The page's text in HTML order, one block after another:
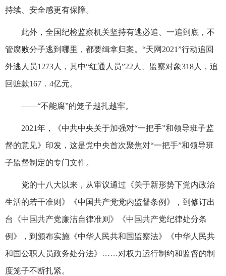
持续、安全感更有保障。
此外，全国纪检监察机关坚持有逃必追、一追到底，不
管腐败分子逃到哪里，都要缉拿归案。“天网2021”行动追回
外逃人员1273人，其中“红通人员”22人、监察对象318人，追
回赃款167．4亿元。
——“不能腐”的笼子越扎越牢。
2021年，《中共中央关于加强对“一把手”和领导班子监
督的意见》印发，这是党中央首次聚焦对“一把手”和领导班
子监督制定的专门文件。
党的十八大以来，从审议通过《关于新形势下党内政治
生活的若干准则》《中国共产党党内监督条例》，到修订出
台《中国共产党廉洁自律准则》《中国共产党纪律处分条
例》，到颁布实施《中华人民共和国监察法》《中华人民共
和国公职人员政务处分法》……对权力运行制约和监督的制
度笼子不断扎紧。